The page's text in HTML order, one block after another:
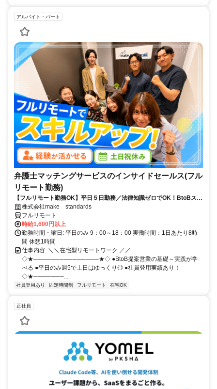
アルバイト・パート
弁護士マッチングサービスのインサイドセールス(フル
リモート勤務)
【フルリモート勤務OK】平日５日勤務／法律知識ゼロでOK！BtoBスキ
ルが身につく営業職
株式会社make standards
フルリモート
時給1,600円以上
勤務時間・曜日: 平日のみ 9：00～18：00 実働時間：1日あたり8時
間 休憩1時間
仕事内容: ＼＼在宅型リモートワーク ／／
◇★───────────────★◇ ●BtoB提案営業の基礎～実践が学
べる ●平日のみ週5で土日はゆっくり◎ ●社員登用実績あり！
◇★───────...
社員登用あり 固定時間制 フルリモート 在宅OK
正社員